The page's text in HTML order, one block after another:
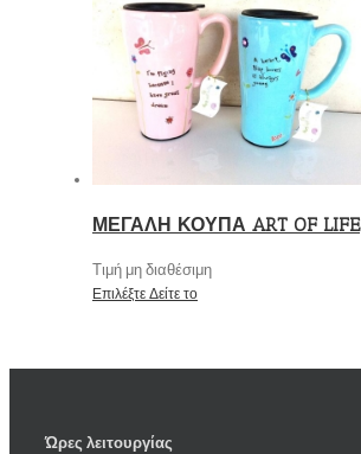
ΜΕΓΑΛΗ ΚΟΥΠΑ ART OF LIFE
Τιμή μη διαθέσιμη
Επιλέξτε Δείτε το
Ώρες λειτουργίας